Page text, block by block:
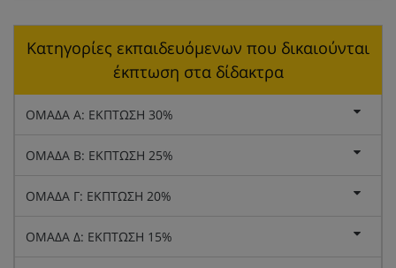
Κατηγορίες εκπαιδευόμενων που δικαιούνται
έκπτωση στα δίδακτρα
ΟΜΑΔΑ Α: ΕΚΠΤΩΣΗ 30%
ΟΜΑΔΑ Β: ΕΚΠΤΩΣΗ 25%
ΟΜΑΔΑ Γ: ΕΚΠΤΩΣΗ 20%
ΟΜΑΔΑ Δ: ΕΚΠΤΩΣΗ 15%